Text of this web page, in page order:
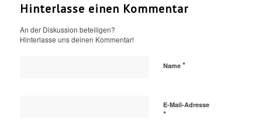
Hinterlasse einen Kommentar
An der Diskussion beteiligen?
Hinterlasse uns deinen Kommentar!
Name *
E-Mail-Adresse
*